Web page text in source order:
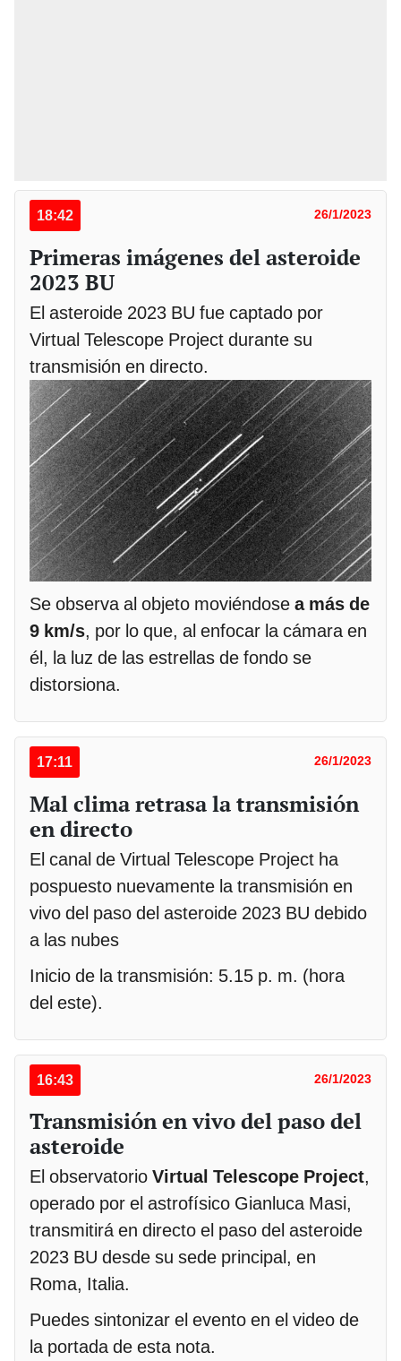
18:42 26/1/2023
Primeras imágenes del asteroide
2023 BU
El asteroide 2023 BU fue captado por
Virtual Telescope Project durante su
transmisión en directo.
Se observa al objeto moviéndose a más de
9 km/s, por lo que, al enfocar la cámara en
él, la luz de las estrellas de fondo se
distorsiona.
17:11 26/1/2023
Mal clima retrasa la transmisión
en directo
El canal de Virtual Telescope Project ha
pospuesto nuevamente la transmisión en
vivo del paso del asteroide 2023 BU debido
a las nubes
Inicio de la transmisión: 5.15 p. m. (hora
del este).
16:43 26/1/2023
Transmisión en vivo del paso del
asteroide
El observatorio Virtual Telescope Project,
operado por el astrofísico Gianluca Masi,
transmitirá en directo el paso del asteroide
2023 BU desde su sede principal, en
Roma, Italia.
Puedes sintonizar el evento en el video de
la portada de esta nota.